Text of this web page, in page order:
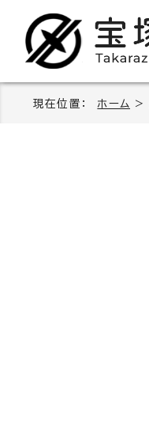
現在位置： ホーム >